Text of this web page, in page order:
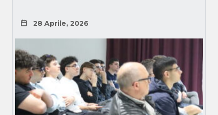
28 Aprile, 2026